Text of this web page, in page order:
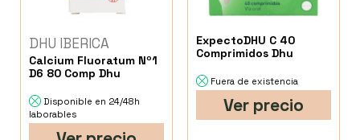
DHU IBERICA
Calcium Fluoratum Nº1
D6 80 Comp Dhu
Disponible en 24/48h
laborables
ExpectoDHU C 40
Comprimidos Dhu
Fuera de existencia
Ver precio